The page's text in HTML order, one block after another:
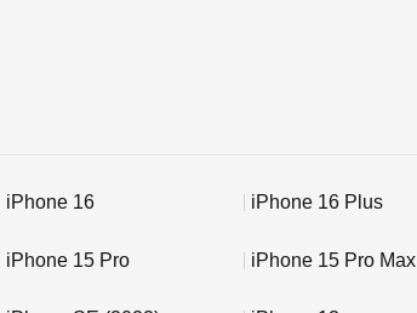
iPhone 16 iPhone 16 Plus
iPhone 15 Pro iPhone 15 Pro Max